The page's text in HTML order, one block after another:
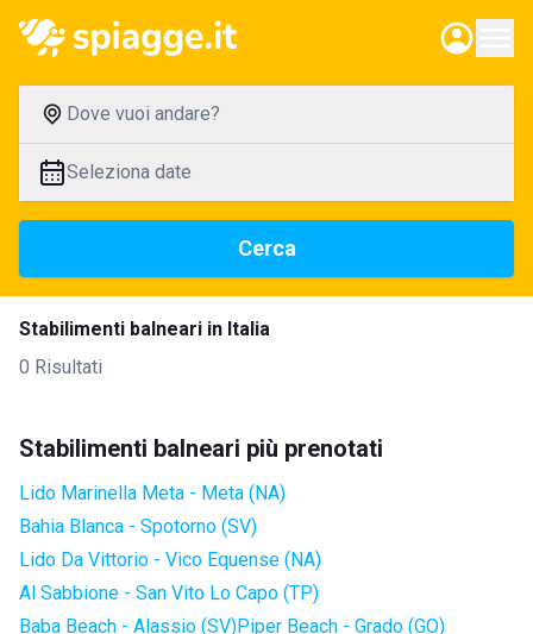
Dove vuoi andare?
Seleziona date
Cerca
Stabilimenti balneari in Italia
0 Risultati
Stabilimenti balneari più prenotati
Lido Marinella Meta - Meta (NA)
Bahia Blanca - Spotorno (SV)
Lido Da Vittorio - Vico Equense (NA)
Al Sabbione - San Vito Lo Capo (TP)
Baba Beach - Alassio (SV)Piper Beach - Grado (GO)